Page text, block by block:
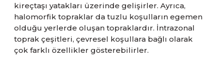
kireçtaşı yatakları üzerinde gelişirler. Ayrıca,
halomorfik topraklar da tuzlu koşulların egemen
olduğu yerlerde oluşan topraklardır. İntrazonal
toprak çeşitleri, çevresel koşullara bağlı olarak
çok farklı özellikler gösterebilirler.